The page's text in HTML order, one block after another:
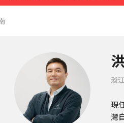
淡
現
灣